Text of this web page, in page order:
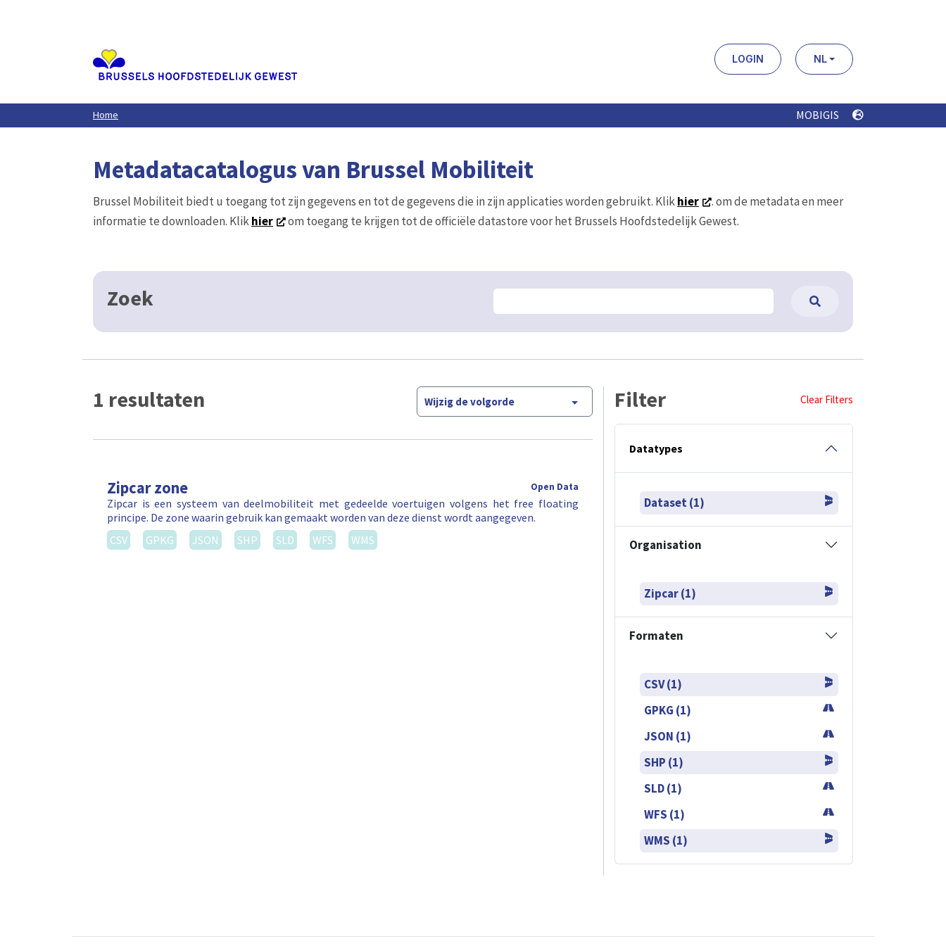
LOGIN NL
Home MOBIGIS
Metadatacatalogus van Brussel Mobiliteit
Brussel Mobiliteit biedt u toegang tot zijn gegevens en tot de gegevens die in zijn applicaties worden gebruikt. Klikhier
. om de metadata en meer
informatie te downloaden. Klikhier om toegang te krijgen tot de officiële datastore voor het Brussels Hoofdstedelijk Gewest.
Zoek
1 resultaten Wijzig de volgorde
Zipcar zone Open Data
Zipcar is een systeem van deelmobiliteit met gedeelde voertuigen volgens het free floating
principe. De zone waarin gebruik kan gemaakt worden van deze dienst wordt aangegeven.
CSV
GPKG JSON SHP SLD WFS WMS
Filter Clear Filters
Datatypes
Dataset (1)
Organisation
Zipcar (1)
Formaten
CSV (1)
GPKG (1)
JSON (1)
SHP (1)
SLD (1)
WFS (1)
WMS (1)